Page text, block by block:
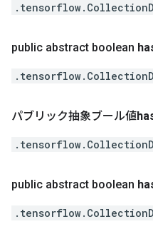
public abstract boolean
パブリック抽象ブール値
public abstract boolean